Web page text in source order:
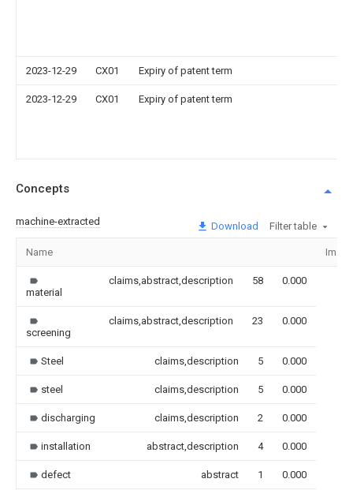
2023-12-29 CX01 Expiry of patent term
2023-12-29 CX01 Expiry of patent term
Concepts
machine-extracted Download Filter table
Name Image
material
claims,abstract,description 58 0.000
screening
claims,abstract,description 23 0.000
Steel claims,description 5 0.000
steel claims,description 5 0.000
discharging claims,description 2 0.000
installation abstract,description 4 0.000
defect abstract 1 0.000